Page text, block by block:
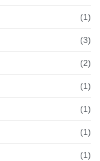
(1)
(3)
(2)
(1)
(1)
(1)
(1)